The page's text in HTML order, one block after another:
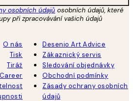
osobních údajů osobních údajů, které
při zpracovávání vašich údajů
O nás
Tisk
Tiráž
Career
Desenio Art Advice
Zákaznický servis
Sledování objednávky
Obchodní podmínky
Zásady ochrany osobních
údajů